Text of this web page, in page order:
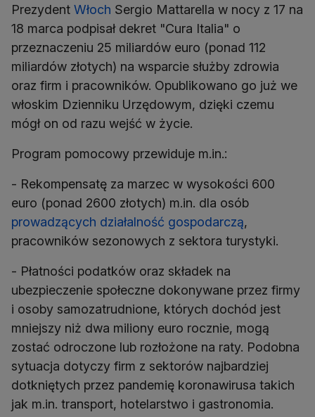
Prezydent Włoch Sergio Mattarella w nocy z 17 na
18 marca podpisał dekret "Cura Italia" o
przeznaczeniu 25 miliardów euro (ponad 112
miliardów złotych) na wsparcie służby zdrowia
oraz firm i pracowników. Opublikowano go już we
włoskim Dzienniku Urzędowym, dzięki czemu
mógł on od razu wejść w życie.
Program pomocowy przewiduje m.in.:
- Rekompensatę za marzec w wysokości 600
euro (ponad 2600 złotych) m.in. dla osób
prowadzących działalność gospodarczą,
pracowników sezonowych z sektora turystyki.
- Płatności podatków oraz składek na
ubezpieczenie społeczne dokonywane przez firmy
i osoby samozatrudnione, których dochód jest
mniejszy niż dwa miliony euro rocznie, mogą
zostać odroczone lub rozłożone na raty. Podobna
sytuacja dotyczy firm z sektorów najbardziej
dotkniętych przez pandemię koronawirusa takich
jak m.in. transport, hotelarstwo i gastronomia.